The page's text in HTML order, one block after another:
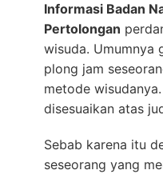
Informasi Badan
Pertolongan
wisuda. Umumnya
plong jam
metode
disesuaikan atas
Sebab karena itu
seseorang yang